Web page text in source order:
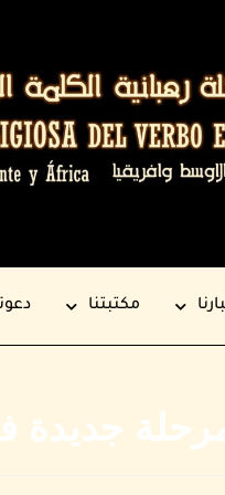
مكتبتنا
جديدة